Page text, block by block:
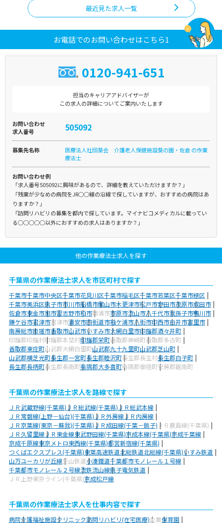
最近見た求人一覧
お電話でのお問い合わせはこちら1
0120-941-651
担当のキャリアアドバイザーが
この求人の詳細についてご案内いたします
お問い合わせ
求人番号
505092
募集先名称
医療法人社団葵会 介護老人保健施設葵の園・佐倉 の作業
療法士
お問い合わせ例
「求人番号505092に興味があるので、詳細を教えていただけますか？」
「残業が少なめの病院をJR○○線の沿線で探していますが、おすすめの病院はあ
りますか？」
「訪問リハビリの募集を都内で探しています。マイナビコメディカルに載ってい
る○○○○○以外におすすめの求人はありますか？」
他の作業療法士求人を探す
千葉県の作業療法士求人を市区町村で探す
千葉市千葉市中央区千葉市花見川区千葉市稲毛区千葉市若葉区千葉市緑区
千葉市美浜区銚子市市川市船橋市館山市木更津市松戸市野田市茂原市成田市
佐倉市東金市旭市習志野市柏市勝浦市市原市流山市八千代市我孫子市鴨川市
鎌ケ谷市君津市富津市浦安市四街道市袖ケ浦市八街市印西市白井市富里市
南房総市匝瑳市香取市山武市いすみ市大網白里市印旛郡酒々井町
印旛郡印旛村印旛郡本埜村印旛郡栄町香取郡神崎町香取郡多古町
香取郡東庄町山武郡大網白里町山武郡九十九里町山武郡芝山町
山武郡横芝光町長生郡一宮町長生郡睦沢町長生郡長生村長生郡白子町
長生郡長柄町長生郡長南町夷隅郡大多喜町夷隅郡御宿町安房郡鋸南町
千葉県の作業療法士求人を路線で探す
ＪＲ武蔵野線(千葉県)ＪＲ総武線(千葉県)ＪＲ総武本線
ＪＲ常磐線(上野－仙台)(千葉県)ＪＲ外房線ＪＲ内房線
ＪＲ京葉線(東京－蘇我)(千葉県)ＪＲ成田線(千葉－銚子) ＪＲ鹿島線(千葉県)
ＪＲ久留里線ＪＲ東金線東武野田線(千葉県)京成本線(千葉県)京成千葉線
京成千原線東京メトロ東西線(千葉県)都営新宿線(千葉県)
つくばエクスプレス(千葉県)東葉高速鉄道北総鉄道北総線(千葉県)いすみ鉄道
山万ユーカリが丘線芝山鉄道小湊鐵道千葉都市モノレール１号線
千葉都市モノレール２号線流鉄流山線銚子電気鉄道
ＪＲ上野東京ライン(千葉県)京成松戸線
千葉県の作業療法士求人を仕事内容で探す
病院介護福祉施設クリニック訪問リハビリ(在宅医療)企業保育園